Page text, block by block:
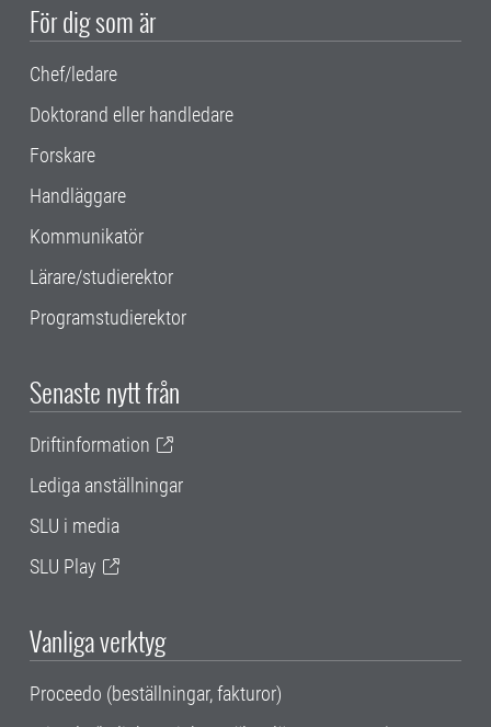
För dig som är
Chef/ledare
Doktorand eller handledare
Forskare
Handläggare
Kommunikatör
Lärare/studierektor
Programstudierektor
Senaste nytt från
Driftinformation
Lediga anställningar
SLU i media
SLU Play
Vanliga verktyg
Proceedo (beställningar, fakturor)